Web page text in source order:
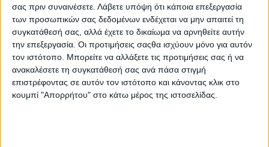
σας πριν συναινέσετε. Λάβετε υπόψη ότι κάποια επεξεργασία
των προσωπικών σας δεδομένων ενδέχεται να μην απαιτεί τη
συγκατάθεσή σας, αλλά έχετε το δικαίωμα να αρνηθείτε αυτήν
την επεξεργασία. Οι προτιμήσεις σαςθα ισχύουν μόνο για αυτόν
τον ιστότοπο. Μπορείτε να αλλάξετε τις προτιμήσεις σας ή να
ανακαλέσετε τη συγκατάθεσή σας ανά πάσα στιγμή
επιστρέφοντας σε αυτόν τον ιστότοπο και κάνοντας κλικ στο
κουμπί "Απορρήτου" στο κάτω μέρος της ιστοσελίδας.
"Κάναμε μια συμφωνία με την Ευρωπαϊκή Ένωση και μας
πληρώνουν σχεδόν ένα τρισεκατομμύριο δολάρια και,
ξέρετε τι; Είναι χαρούμενοι. Έγινε. Αυτές οι συμφωνίες
έγιναν όλες. Φαντάζομαι θα πρέπει να τις ξηλώσουμε",
πρόσθεσε.
Είναι η πρώτη φορά που ο Τραμπ δηλώνει ότι οι εμπορικές
συμφωνίες που σύναψε με σημαντικούς εμπορικούς